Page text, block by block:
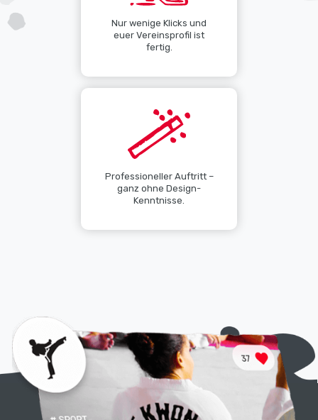
Nur wenige Klicks und
euer Vereinsprofil ist
fertig.
Professioneller Auftritt –
ganz ohne Design-
Kenntnisse.